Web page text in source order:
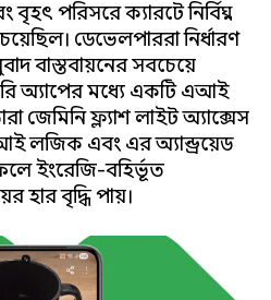
পরিসরে ক্যারটে নির্বিঘ্ন
ডেভেলপাররা নির্ধারণ
বাস্তবায়নের সবচেয়ে
অ্যাপের মধ্যে একটি এআই
জেমিনি ফ্ল্যাশ লাইট অ্যাক্সেস
লজিক এবং এর অ্যান্ড্রয়েড
ইংরেজি-বহির্ভূত
হার বৃদ্ধি পায়।